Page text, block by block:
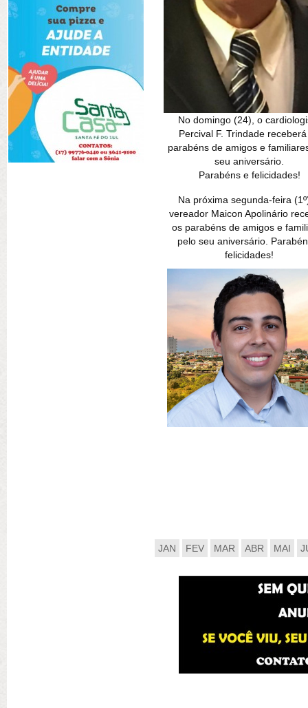
No domingo (24), o
Percival F. Trindade
parabéns de amigos e
seu aniversário.
Parabéns e felicidades!
Na próxima segunda-feira
vereador Maicon Apolinário
os parabéns de amigos e
pelo seu aniversário.
felicidades!
JAN FEV MAR ABR MAI